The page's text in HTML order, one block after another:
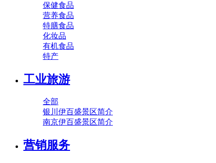
保健食品
营养食品
特膳食品
化妆品
有机食品
特产
工业旅游
全部
银川伊百盛景区简介
南京伊百盛景区简介
营销服务